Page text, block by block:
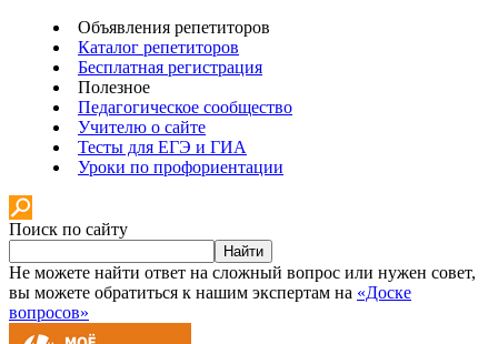
Объявления репетиторов
Каталог репетиторов
Бесплатная регистрация
Полезное
Педагогическое сообщество
Учителю о сайте
Тесты для ЕГЭ и ГИА
Уроки по профориентации
Поиск по сайту
Найти
Не можете найти ответ на сложный вопрос или нужен совет,
вы можете обратиться к нашим экспертам на «Доске
вопросов»